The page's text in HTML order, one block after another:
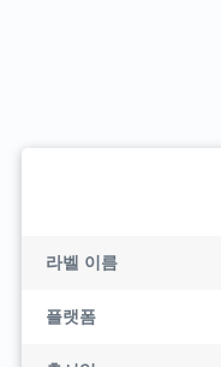
라벨 이름
플랫폼